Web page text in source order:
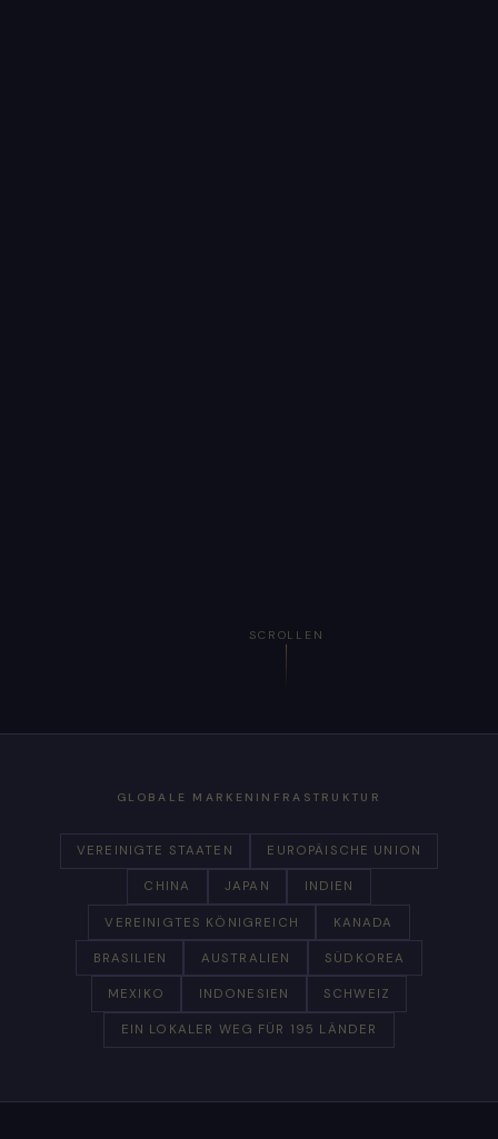
SCROLLEN
GLOBALE MARKENINFRASTRUKTUR
VEREINIGTE STAATEN EUROPÄISCHE UNION
CHINA JAPAN INDIEN
VEREINIGTES KÖNIGREICH KANADA
BRASILIEN AUSTRALIEN SÜDKOREA
MEXIKO INDONESIEN SCHWEIZ
EIN LOKALER WEG FÜR 195 LÄNDER